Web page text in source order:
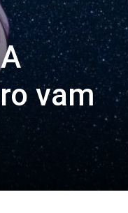
vam